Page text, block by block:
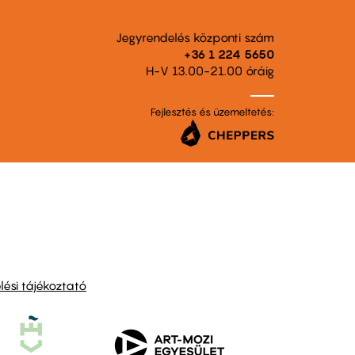
Jegyrendelés központi szám
+36 1 224 5650
H-V 13.00-21.00 óráig
Fejlesztés és üzemeltetés:
tájékoztató